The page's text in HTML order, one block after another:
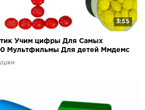
3:55
Учим цифры Для Самых
Мультфильмы Для детей Ммдемс